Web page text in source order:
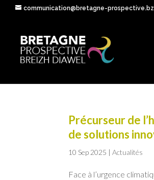
communication@bretagne-
Précurseur de
de solutions
10 Sep 2025 |Actualités
Face à l’urgence